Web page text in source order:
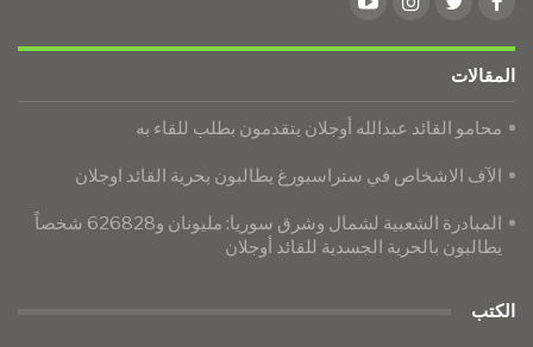
المقالات
محامو القائد عبدالله أوجلان يتقدمون بطلب للقاء به
الآف الاشخاص في ستراسبورغ يطالبون بحرية القائد اوجلان
المبادرة الشعبية لشمال وشرق سوريا: مليونان و626828 شخصاً
يطالبون بالحرية الجسدية للقائد أوجلان
الكتب